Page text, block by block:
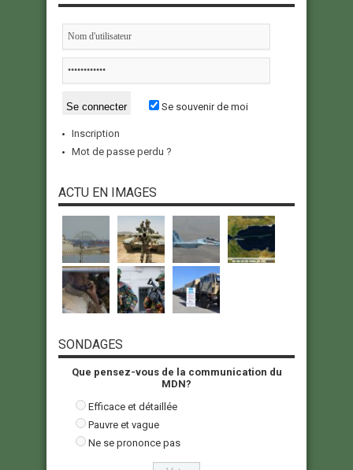
Se souvenir de moi
Inscription
Mot de passe perdu ?
ACTU EN IMAGES
SONDAGES
Que pensez-vous de la communication du
MDN?
Efficace et détaillée
Pauvre et vague
Ne se prononce pas